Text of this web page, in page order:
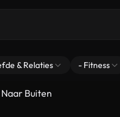
& Relaties - Fitness
Buiten